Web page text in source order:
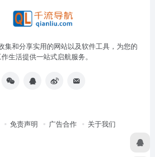
集和分享实用的网站以及软件工具，为您的
生活提供一站式启航服务。
免责声明 广告合作 关于我们